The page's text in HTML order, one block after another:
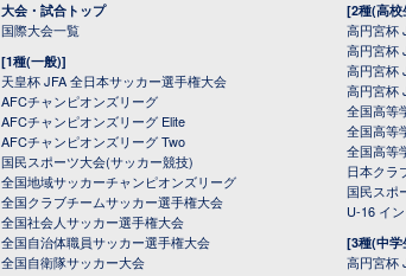
大会・試合トップ
国際大会一覧
[1種(一般)]
天皇杯 JFA 全日本サッカー選手権大会
AFCチャンピオンズリーグ
AFCチャンピオンズリーグ Elite
AFCチャンピオンズリーグ Two
国民スポーツ大会(サッカー競技)
全国地域サッカーチャンピオンズリーグ
全国クラブチームサッカー選手権大会
全国社会人サッカー選手権大会
全国自治体職員サッカー選手権大会
全国自衛隊サッカー大会
[2種(高校
高円宮杯
高円宮杯
高円宮杯
高円宮杯
全国高等
全国高等
全国高等
日本クラ
国民スポ
U-16 イ
[3種(中学
高円宮杯